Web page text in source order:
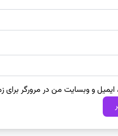
ایمیل و وبسایت من در مرورگر برای